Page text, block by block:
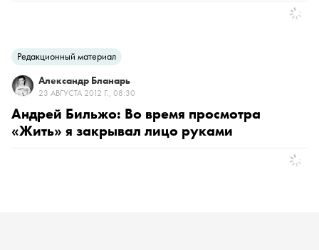
Редакционный материал
Александр Бланарь
23 АВГУСТА 2012 Г., 08:30
Андрей Бильжо: Во время просмотра
«Жить» я закрывал лицо руками